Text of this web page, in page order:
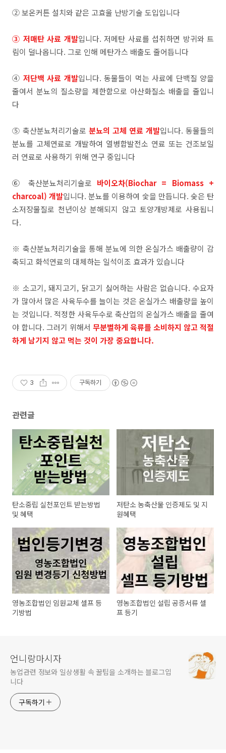
② 보온커튼 설치와 같은 고효울 난방기술 도입입니다
③ 저매탄 사료 개발입니다. 저메탄 사료를 섭취하면 방귀와 트
림이 덜나옵니다. 그로 인해 메탄가스 배출도 줄어듭니다
④ 저단백 사료 개발입니다. 동물들이 먹는 사료에 단백질 양을
줄여서 분뇨의 질소량을 제한함으로 아산화질소 배출을 줄입니
다
⑤ 축산분뇨처리기술로 분뇨의 고체 연료 개발입니다. 동물들의
분뇨를 고체연료로 개발하여 열병합발전소 연료 또는 건조보일
러 연료로 사용하기 위해 연구 중입니다
⑥ 축산분뇨처리기술로 바이오차(Biochar = Biomass +
charcoal) 개발입니다. 분뇨를 이용하여 숯을 만듭니다. 숮은 탄
소저장물질로 천년이상 분해되지 않고 토양개방제로 사용됩니
다.
※ 축산분뇨처리기술을 통해 분뇨에 의한 온실가스 배출량이 감
축되고 화석연료의 대체하는 일석이조 효과가 있습니다
※ 소고기, 돼지고기, 닭고기 싫어하는 사람은 없습니다. 수요자
가 많아서 많은 사육두수를 늘이는 것은 온실가스 배출량을 높이
는 것입니다. 적정한 사육두수로 축산업의 온실가스 배출을 줄여
야 합니다. 그러기 위해서 무분별하게 육류를 소비하지 않고 적절
하게 남기지 않고 먹는 것이 가장 중요합니다.
3 구독하기
관련글
탄소중립 실천포인트 받는방법
및 혜택
저탄소 농축산물 인증제도 및 지
원혜택
영농조합법인 임원교체 셀프 등
기방법
영농조합법인 설립 공증서류 셀
프 등기
언니랑마시자
농업관련 정보와 일상생활 속 꿀팁을 소개하는 블로그입
니다
구독하기